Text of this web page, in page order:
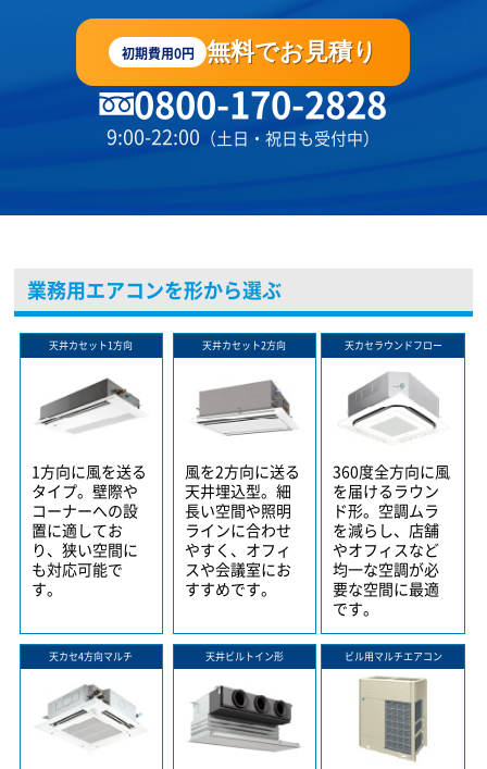
初期費用0円 無料でお見積り
0800-170-2828
9:00-22:00 （土日・祝日も受付中）
業務用エアコンを形から選ぶ
天井カセット1方向
1方向に風を送る
タイプ。壁際や
コーナーへの設
置に適してお
り、狭い空間に
も対応可能で
す。
天井カセット2方向
風を2方向に送る
天井埋込型。細
長い空間や照明
ラインに合わせ
やすく、オフィ
スや会議室にお
すすめです。
天カセラウンドフロー
360度全方向に風
を届けるラウン
ド形。空調ムラ
を減らし、店舗
やオフィスなど
均一な空調が必
要な空間に最適
です。
天カセ4方向マルチ 天井ビルトイン形 ビル用マルチエアコン